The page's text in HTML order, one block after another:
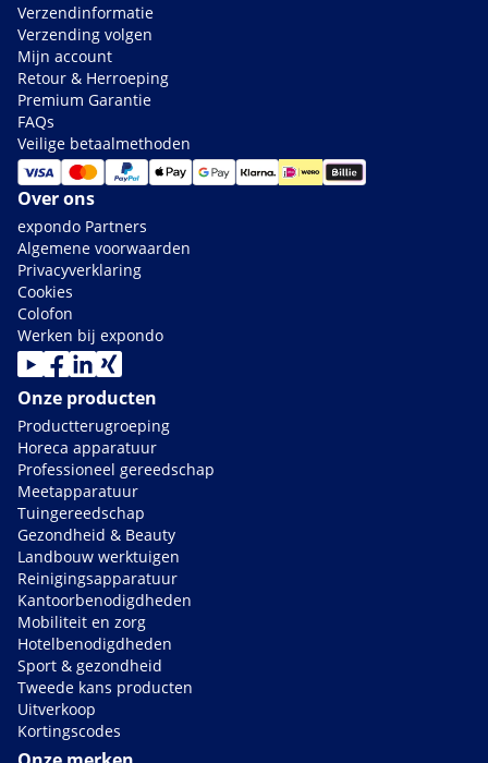
Verzendinformatie
Verzending volgen
Mijn account
Retour & Herroeping
Premium Garantie
FAQs
Veilige betaalmethoden
Over ons
expondo Partners
Algemene voorwaarden
Privacyverklaring
Cookies
Colofon
Werken bij expondo
Onze producten
Productterugroeping
Horeca apparatuur
Professioneel gereedschap
Meetapparatuur
Tuingereedschap
Gezondheid & Beauty
Landbouw werktuigen
Reinigingsapparatuur
Kantoorbenodigdheden
Mobiliteit en zorg
Hotelbenodigdheden
Sport & gezondheid
Tweede kans producten
Uitverkoop
Kortingscodes